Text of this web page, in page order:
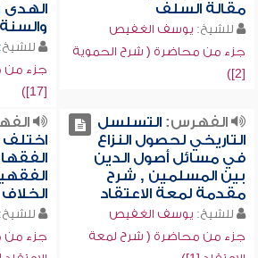
مقالة السلف
للشيخ: يوسف الغفيص
جزء من محاضرة ( شرح الحموية
[2])
الهدى
والسنة
للشيخ:
جزء من
[17])
الفهرس:التسلسل
التاريخي لحصول النزاع
في مسائل أصول الدين
بين المسلمين , شرح
مقدمة لمعة الاعتقاد
للشيخ: يوسف الغفيص
جزء من محاضرة ( شرح لمعة
اختلف
الخلاف
للشيخ:
جزء من